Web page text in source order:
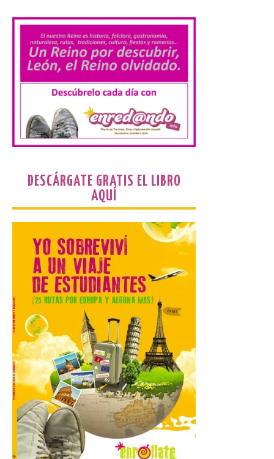
infantil como el adulto
pudo disfrutar de un
planetario que se instaló
en el polideportivo municipal, con pases
de mañana dedicados preferentemente al
público infantil y, el resto del […]
Más de 200.000 jóvenes
nacidos en 2008 ya han
solicitado el Bono Cultural
mes de vigencia
7 Ago 2026
Las personas que hayan
cumplido o cumplan 18
años en 2026 pueden
solicitar esta ayuda en la
web
https://bonoculturajoven.gob.es/ hasta el
31 de octubre. Desde este año, los 400
euros del Bono pueden utilizarse tanto
para consumir productos culturales como
[…]
El Gobierno de España
lanza un visor web para
localizar y disfrutar del
eclipse solar del 12 de
agosto con seguridad
7 Ago 2026
DESCÁRGATE GRATIS EL LIBRO
AQUÍ